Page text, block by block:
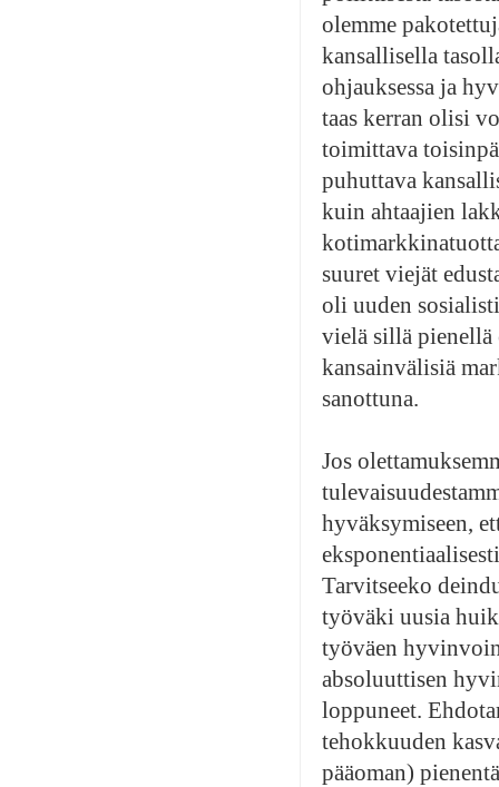
olemme
kansallisella
ohjauksessa ja
taas kerran olisi
toimittava
puhuttava
kuin ahtaajien
suuret viejät
oli uuden
vielä sillä pienellä
kansainvälisiä
sanottuna.
Jos
hyväksymiseen,
Tarvitseeko
työväki uusia
työväen
absoluuttisen
loppuneet.
tehokkuuden
pääoman)